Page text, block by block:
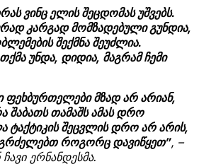
ვინც ელის შეცდომას უშვებს.
კარგად მომზადებული გუნდია,
შექმნა შეუძლია.
უნდა, დიდია, მაგრამ ჩემი
ფეხბურთელები მზად არ არიან,
შაბათს თამაშს ამას დრო
ტაქტიკის შეცვლის დრო არ არის,
როგორც დავიწყეთ”, –
ერნანდესმა.